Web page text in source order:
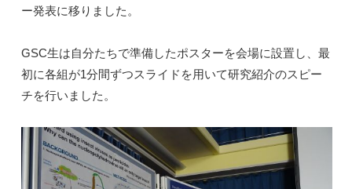
ー発表に移りました。
GSC生は自分たちで準備したポスターを会場に設置し、最
初に各組が1分間ずつスライドを用いて研究紹介のスピー
チを行いました。